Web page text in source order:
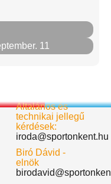
11
Általános és
technikai jellegű
kérdések:
iroda@sportonkent.hu
Biró Dávid -
elnök